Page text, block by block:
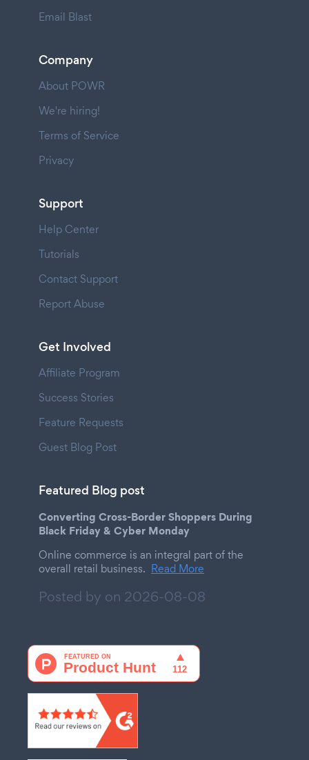
Email Blast
Company
About POWR
We're hiring!
Terms of Service
Privacy
Support
Help Center
Tutorials
Contact Support
Report Abuse
Get Involved
Affiliate Program
Success Stories
Feature Requests
Guest Blog Post
Featured Blog post
Converting Cross-Border Shoppers During
Black Friday & Cyber Monday
Online commerce is an integral part of the
overall retail business. Read More
Posted by on 2026-08-08